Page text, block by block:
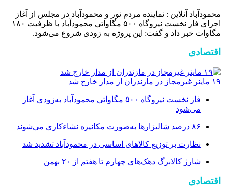
محمودآباد آنلاین : نماینده مردم نور و محمودآباد در مجلس از آغاز
اجرای فاز نخست نیروگاه ۵۰۰ مگاواتی محمودآباد با ظرفیت ۱۸۰
مگاوات خبر داد و گفت: این پروژه به زودی شروع می‌شود.
اقتصادی
۱۹ ماینر غیرمجاز در مازندران از مدار خارج شد
فاز نخست نیروگاه ۵۰۰ مگاواتی محمودآباد به‌زودی آغاز
می‌شود
۸۶ درصد شالیزارها به‌صورت مکانیزه نشاءکاری می‌شوند
نظارت بر توزیع کالا‌های اساسی در محمودآباد تشدید شد
شارژ کالابرگ دهک‌های چهارم تا هفتم از ۲۰ بهمن
اقتصادی